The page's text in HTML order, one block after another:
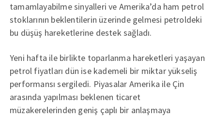
tamamlayabilme sinyalleri ve Amerika’da ham petrol
stoklarının beklentilerin üzerinde gelmesi petroldeki
bu düşüş hareketlerine destek sağladı.
Yeni hafta ile birlikte toparlanma hareketleri yaşayan
petrol fiyatları dün ise kademeli bir miktar yükseliş
performansı sergiledi. Piyasalar Amerika ile Çin
arasında yapılması beklenen ticaret
müzakerelerinden geniş çaplı bir anlaşmaya